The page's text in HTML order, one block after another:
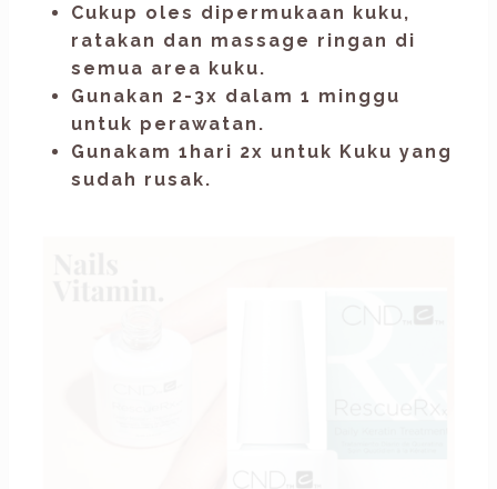
Cukup oles dipermukaan kuku,
ratakan dan massage ringan di
semua area kuku.
Gunakan 2-3x dalam 1 minggu
untuk perawatan.
Gunakam 1hari 2x untuk Kuku yang
sudah rusak.